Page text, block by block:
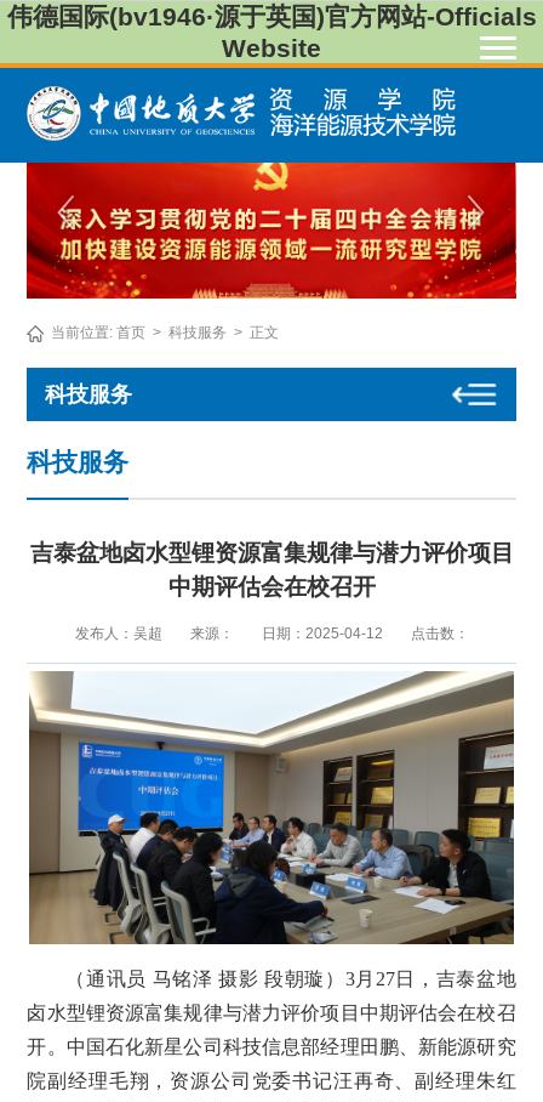
伟德国际(bv1946·源于英国)官方网站-Officials
Website
当前位置:首页 > 科技服务 > 正文
科技服务
科技服务
吉泰盆地卤水型锂资源富集规律与潜力评价项目
中期评估会在校召开
发布人：吴超 来源： 日期：2025-04-12 点击数：
（通讯员 马铭泽 摄影 段朝璇）3月27日，吉泰盆地
卤水型锂资源富集规律与潜力评价项目中期评估会在校召
开。中国石化新星公司科技信息部经理田鹏、新能源研究
院副经理毛翔，资源公司党委书记汪再奇、副经理朱红